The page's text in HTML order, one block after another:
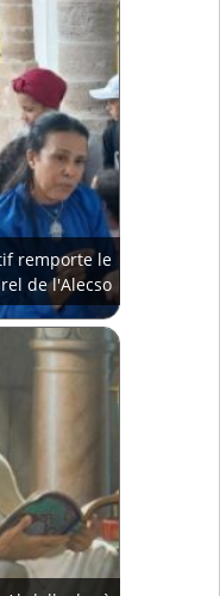
remporte le
de l'Alecso